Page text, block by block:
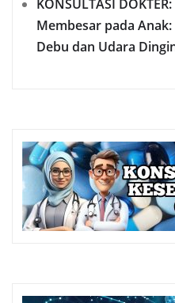
KONSULTASI
Membesar pada
Debu dan Udara